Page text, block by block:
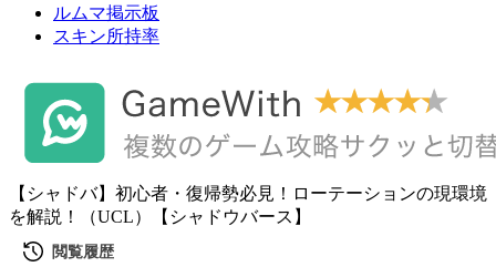
ルムマ掲示板
スキン所持率
【シャドバ】初心者・復帰勢必見！ローテーションの現環境
を解説！（UCL）【シャドウバース】